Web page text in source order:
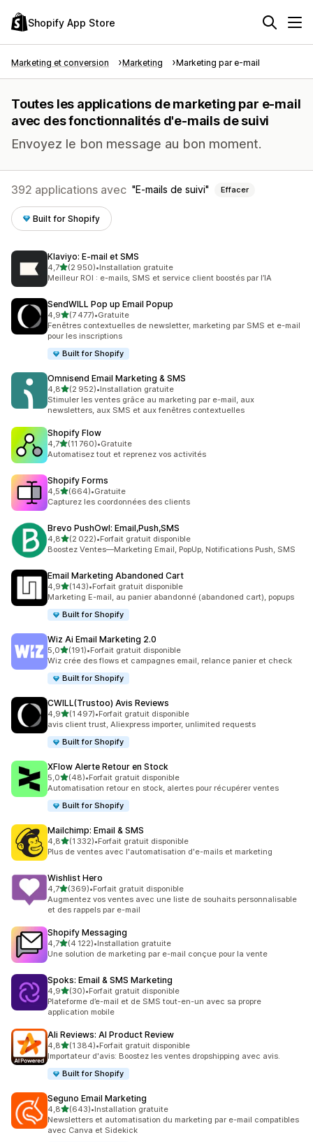
Shopify App Store
Marketing et conversion Marketing Marketing par e-mail
Toutes les applications de marketing par e-mail
avec des fonctionnalités d'e-mails de suivi
Envoyez le bon message au bon moment.
392 applications avec E-mails de suivi Effacer
Built for Shopify
Klaviyo: E‑mail et SMS
4,7étoile(s) sur 5
(2 950)
2950 avis au total
•Installation gratuite
Meilleur ROI : e-mails, SMS et service client boostés par l’IA
SendWILL Pop up Email Popup
4,9étoile(s) sur 5
(7 477)
7477 avis au total
•Gratuite
Fenêtres contextuelles de newsletter, marketing par SMS et e-mail
pour les inscriptions
Built for Shopify
Omnisend Email Marketing & SMS
4,8étoile(s) sur 5
(2 952)
2952 avis au total
•Installation gratuite
Stimuler les ventes grâce au marketing par e-mail, aux
newsletters, aux SMS et aux fenêtres contextuelles
Shopify Flow
4,7étoile(s) sur 5
(11 760)
11760 avis au total
•Gratuite
Automatisez tout et reprenez vos activités
Shopify Forms
4,5étoile(s) sur 5
(664)
664 avis au total
•Gratuite
Capturez les coordonnées des clients
Brevo PushOwl: Email,Push,SMS
4,8étoile(s) sur 5
(2 022)
2022 avis au total
•Forfait gratuit disponible
Boostez Ventes—Marketing Email, PopUp, Notifications Push, SMS
Email Marketing Abandoned Cart
4,9étoile(s) sur 5
(143)
143 avis au total
•Forfait gratuit disponible
Marketing E-mail, au panier abandonné (abandoned cart), popups
Built for Shopify
Wiz Ai Email Marketing 2.0
5,0étoile(s) sur 5
(191)
191 avis au total
•Forfait gratuit disponible
Wiz crée des flows et campagnes email, relance panier et check
Built for Shopify
CWILL(Trustoo) Avis Reviews
4,9étoile(s) sur 5
(1 497)
1497 avis au total
•Forfait gratuit disponible
avis client trust, Aliexpress importer, unlimited requests
Built for Shopify
XFlow Alerte Retour en Stock
5,0étoile(s) sur 5
(48)
48 avis au total
•Forfait gratuit disponible
Automatisation retour en stock, alertes pour récupérer ventes
Built for Shopify
Mailchimp: Email & SMS
4,8étoile(s) sur 5
(1 332)
1332 avis au total
•Forfait gratuit disponible
Plus de ventes avec l'automatisation d'e-mails et marketing
Wishlist Hero
4,7étoile(s) sur 5
(369)
369 avis au total
•Forfait gratuit disponible
Augmentez vos ventes avec une liste de souhaits personnalisable
et des rappels par e-mail
Shopify Messaging
4,7étoile(s) sur 5
(4 122)
4122 avis au total
•Installation gratuite
Une solution de marketing par e-mail conçue pour la vente
Spoks: Email & SMS Marketing
4,9étoile(s) sur 5
(30)
30 avis au total
•Forfait gratuit disponible
Plateforme d’e-mail et de SMS tout-en-un avec sa propre
application mobile
Ali Reviews: AI Product Review
4,8étoile(s) sur 5
(1 384)
1384 avis au total
•Forfait gratuit disponible
Importateur d'avis: Boostez les ventes dropshipping avec avis.
Built for Shopify
Seguno Email Marketing
4,8étoile(s) sur 5
(643)
643 avis au total
•Installation gratuite
Newsletters et automatisation du marketing par e-mail compatibles
avec Canva et Sidekick